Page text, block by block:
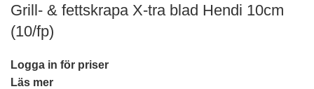
Grill- & fettskrapa X-tra blad Hendi 10cm
(10/fp)
Logga in för priser
Läs mer